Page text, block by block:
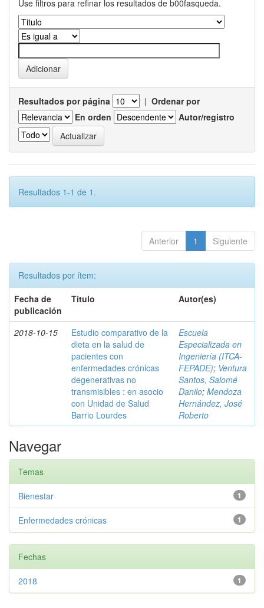
Use filtros para refinar los resultados de b00fasqueda.
Resultados por página | Ordenar por
En orden
Autor/registro
Resultados 1-1 de 1.
Anterior 1 Siguiente
Resultados por ítem:
Fecha de
publicación
Título Autor(es)
2018-10-15
Estudio comparativo de la
dieta en la salud de
pacientes con
enfermedades crónicas
degenerativas no
transmisibles : en asocio
con Unidad de Salud
Barrio Lourdes
Escuela
Especializada en
Ingeniería (ITCA-
FEPADE); Ventura
Santos, Salomé
Danilo; Mendoza
Hernández, José
Roberto
Navegar
Temas
1
Bienestar
1
Enfermedades crónicas
Fechas
1
2018